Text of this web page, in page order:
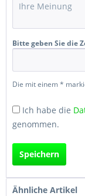
Bitte geben Sie die
Die mit einem *
Ich habe die
genommen.
Speichern
Ähnliche Artikel